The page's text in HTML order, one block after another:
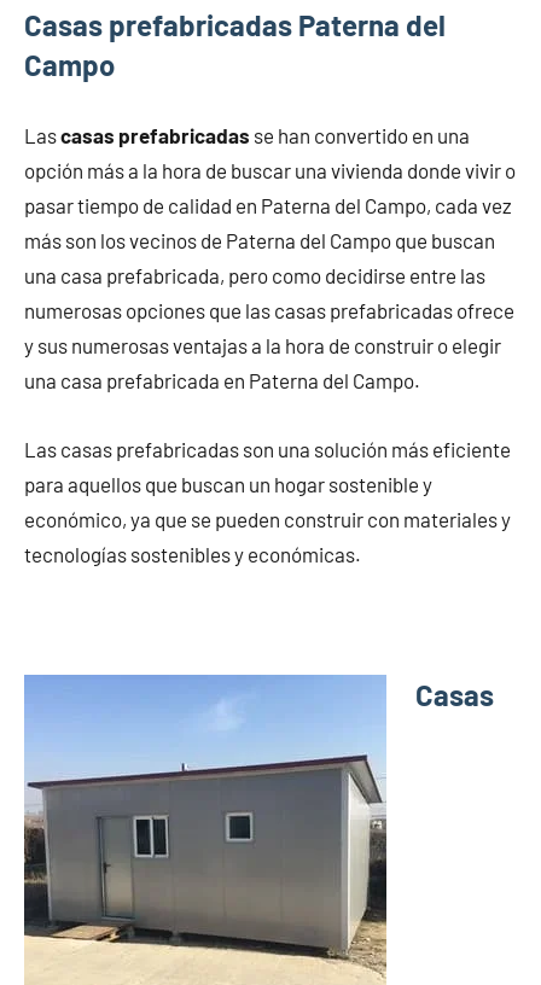
Casas prefabricadas Paterna del
Campo
Lascasas prefabricadas se han convertido en una
opción más a la hora de buscar una vivienda donde vivir o
pasar tiempo de calidad en Paterna del Campo, cada vez
más son los vecinos de Paterna del Campo que buscan
una casa prefabricada, pero como decidirse entre las
numerosas opciones que las casas prefabricadas ofrece
y sus numerosas ventajas a la hora de construir o elegir
una casa prefabricada en Paterna del Campo.
Las casas prefabricadas son una solución más eficiente
para aquellos que buscan un hogar sostenible y
económico, ya que se pueden construir con materiales y
tecnologías sostenibles y económicas.
Casas